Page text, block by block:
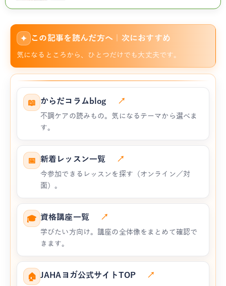
✦ この記事を読んだ方へ｜次におすすめ
気になるところから、ひとつだけでも大丈夫です。
📖 からだコラムblog ↗
不調ケアの読みもの。気になるテーマから選べま
す。
📅 新着レッスン一覧 ↗
今参加できるレッスンを探す（オンライン／対
面）。
🎓 資格講座一覧 ↗
学びたい方向け。講座の全体像をまとめて確認で
きます。
🏠 JAHAヨガ公式サイトTOP ↗